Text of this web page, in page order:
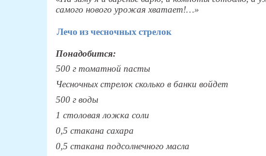
самого нового урожая хватает!…»
Лечо из чесночных стрелок
Понадобится:
500 г томатной пасты
Чесночных стрелок сколько в банки войдет
500 г воды
1 столовая ложка соли
0,5 стакана сахара
0,5 стакана подсолнечного масла